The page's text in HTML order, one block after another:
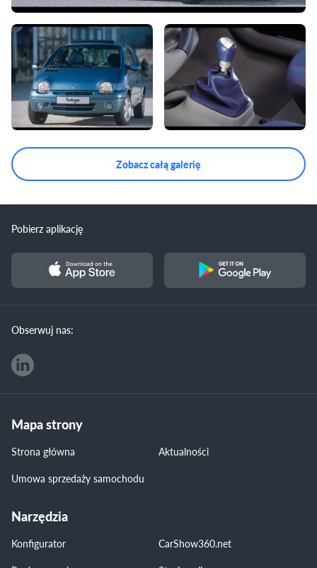
Zobacz całą galerię
Pobierz aplikację
Obserwuj nas:
Mapa strony
Strona główna
Aktualności
Umowa sprzedaży samochodu
Narzędzia
Konfigurator
CarShow360.net